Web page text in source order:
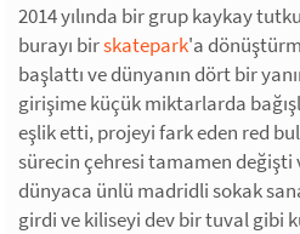
2014 yılında bir grup kaykay
burayı birskatepark'a
başlattı ve dünyanın dört bir
girişime küçük miktarlarda
eşlik etti, projeyi fark eden red
sürecin çehresi tamamen değişti
dünyaca ünlü madridli sokak
girdi ve kiliseyi dev bir tuval gibi